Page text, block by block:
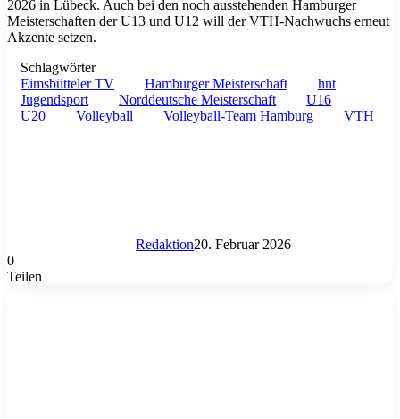
2026 in Lübeck. Auch bei den noch ausstehenden Hamburger
Meisterschaften der U13 und U12 will der VTH-Nachwuchs erneut
Akzente setzen.
Schlagwörter
Eimsbütteler TV
Hamburger Meisterschaft
hnt
Jugendsport
Norddeutsche Meisterschaft
U16
U20
Volleyball Volleyball-Team Hamburg VTH
Redaktion20. Februar 2026
0
Teilen